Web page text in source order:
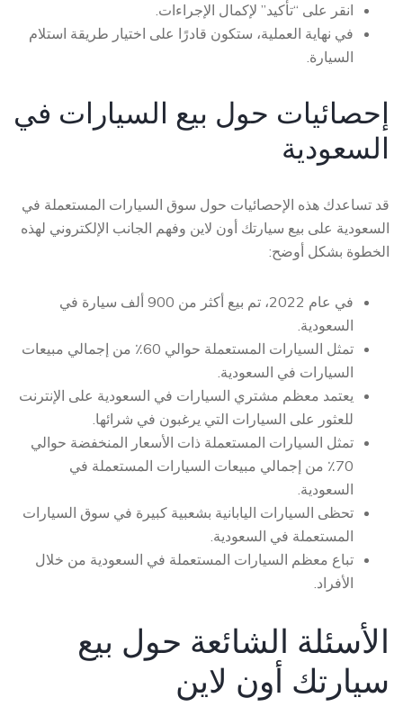
انقر على “تأكيد” لإكمال الإجراءات.
في نهاية العملية، ستكون قادرًا على اختيار طريقة استلام
السيارة.
إحصائيات حول بيع السيارات في
السعودية
قد تساعدك هذه الإحصائيات حول سوق السيارات المستعملة في
السعودية على بيع سيارتك أون لاين وفهم الجانب الإلكتروني لهذه
الخطوة بشكل أوضح:
في عام 2022، تم بيع أكثر من 900 ألف سيارة في
السعودية.
تمثل السيارات المستعملة حوالي 60٪ من إجمالي مبيعات
السيارات في السعودية.
يعتمد معظم مشتري السيارات في السعودية على الإنترنت
للعثور على السيارات التي يرغبون في شرائها.
تمثل السيارات المستعملة ذات الأسعار المنخفضة حوالي
70٪ من إجمالي مبيعات السيارات المستعملة في
السعودية.
تحظى السيارات اليابانية بشعبية كبيرة في سوق السيارات
المستعملة في السعودية.
تباع معظم السيارات المستعملة في السعودية من خلال
الأفراد.
الأسئلة الشائعة حول بيع
سيارتك أون لاين